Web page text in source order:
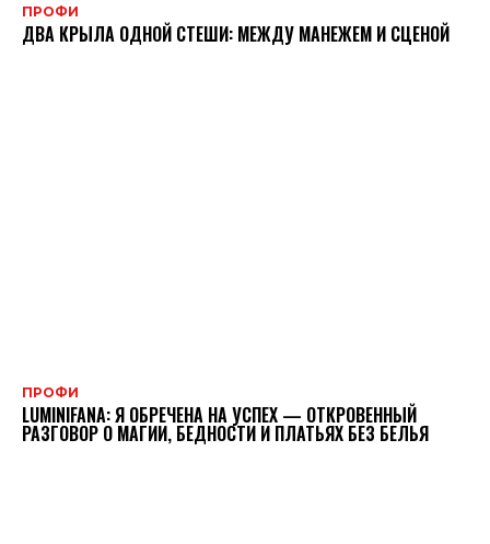
ПРОФИ
ДВА КРЫЛА ОДНОЙ СТЕШИ: МЕЖДУ МАНЕЖЕМ И СЦЕНОЙ
ПРОФИ
LUMINIFANA: Я ОБРЕЧЕНА НА УСПЕХ — ОТКРОВЕННЫЙ
РАЗГОВОР О МАГИИ, БЕДНОСТИ И ПЛАТЬЯХ БЕЗ БЕЛЬЯ